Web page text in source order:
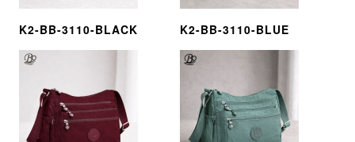
K2-BB-3110-BLACK K2-BB-3110-BLUE